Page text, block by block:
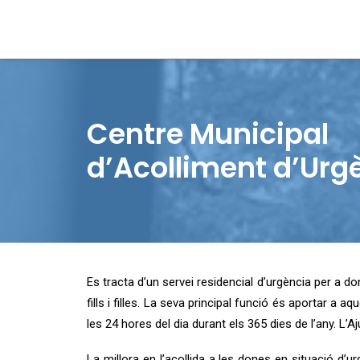
Centre Municipal
d’Acolliment
Es tracta d’un servei residencial d’urgència per a
fills i filles. La seva principal funció és aportar a
les 24 hores del dia durant els 365 dies de l’any.